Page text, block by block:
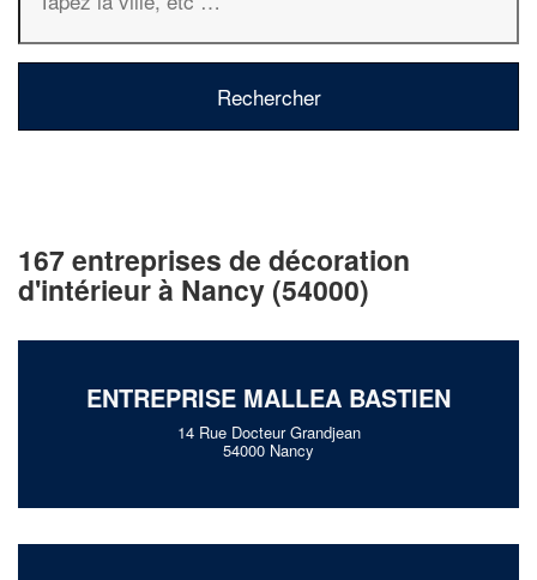
167 entreprises de décoration
d'intérieur à Nancy (54000)
ENTREPRISE MALLEA BASTIEN
14 Rue Docteur Grandjean
54000 Nancy